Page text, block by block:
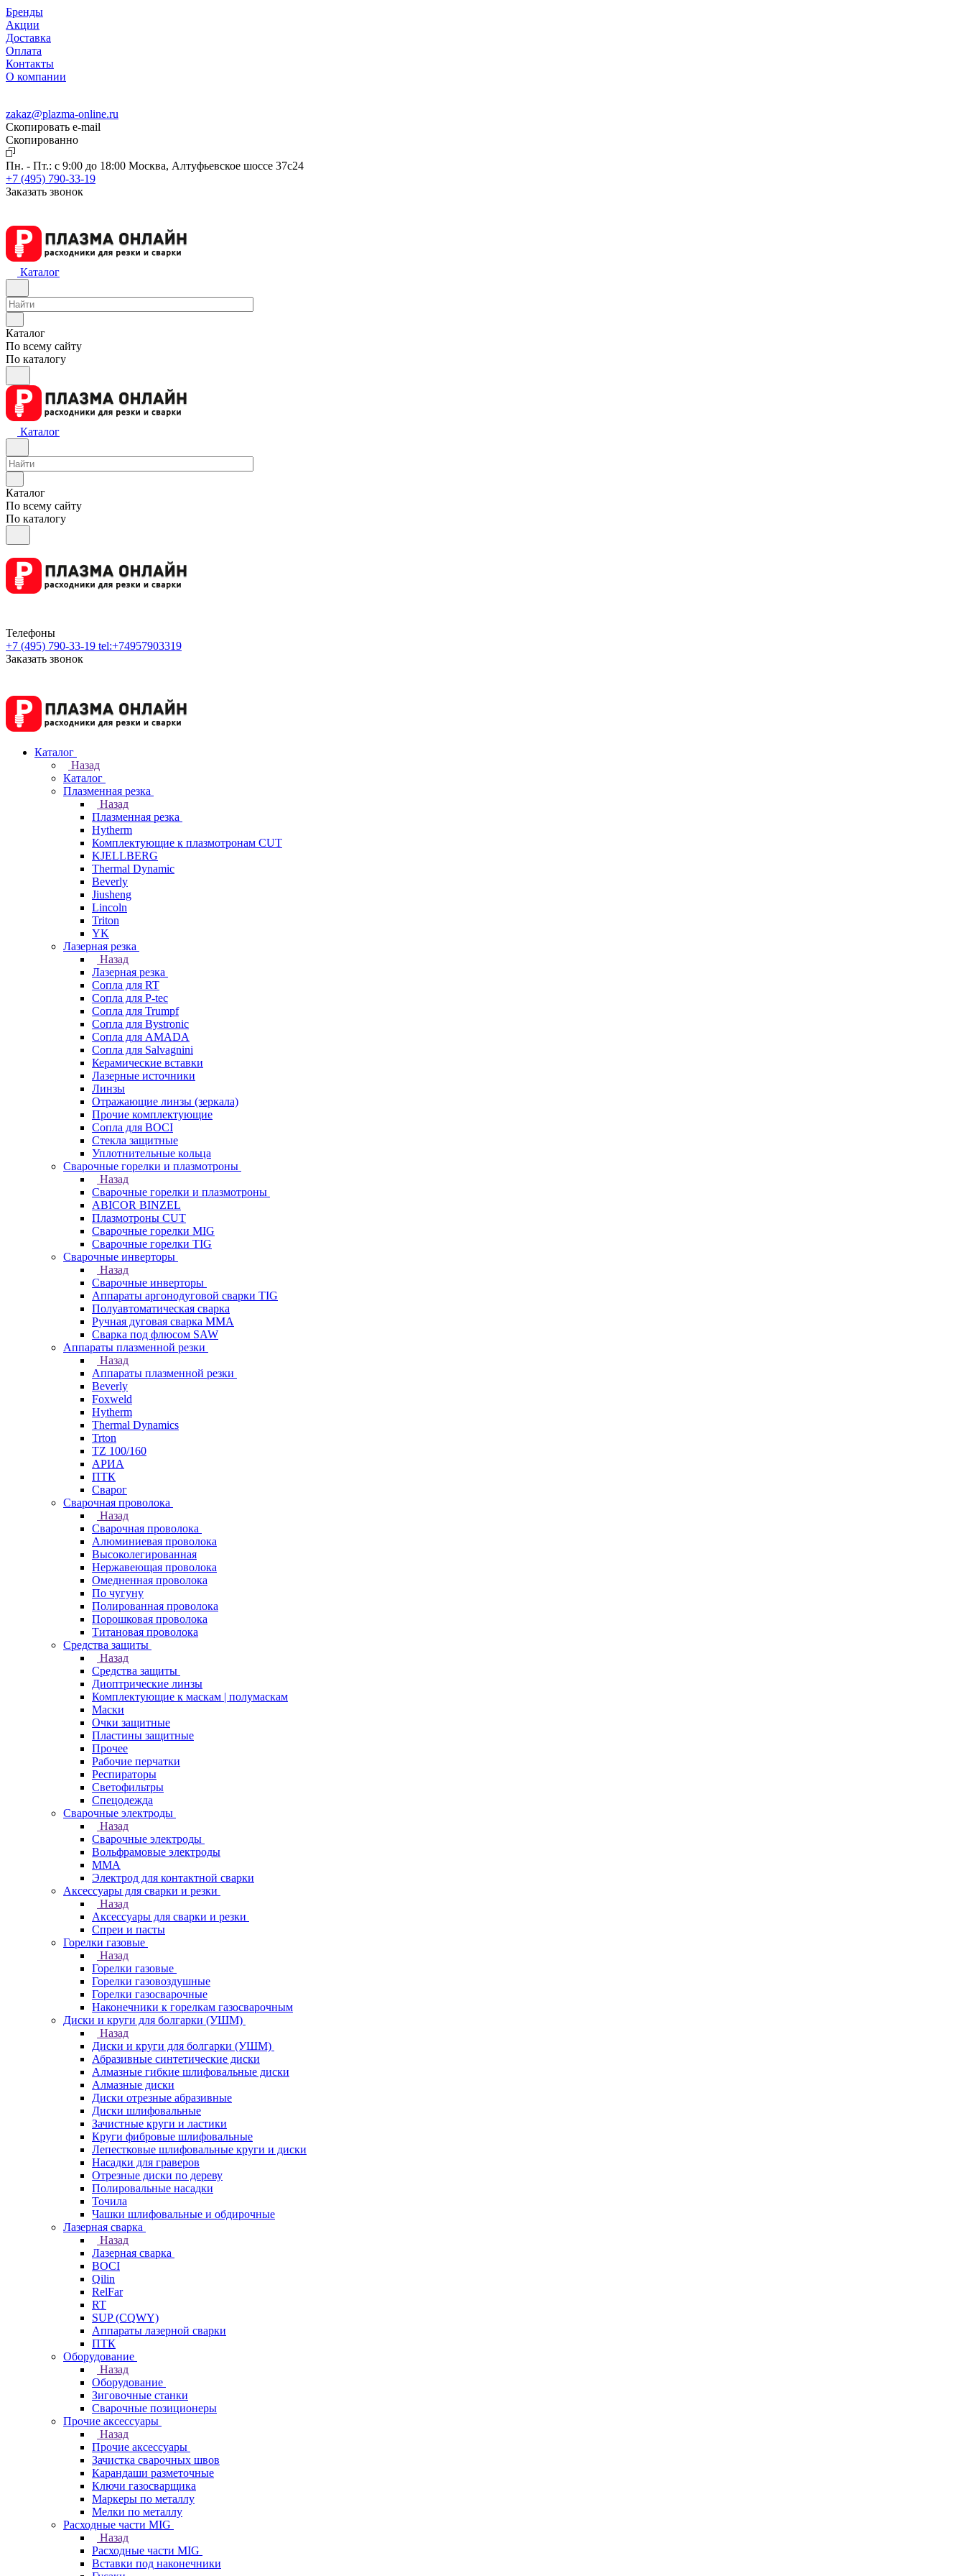
Бренды
Акции
Доставка
Оплата
Контакты
О компании
zakaz@plazma-online.ru
Скопировать e-mail
Cкопированно
Пн. - Пт.: с 9:00 до 18:00 Москва, Алтуфьевское шоссе 37с24
+7 (495) 790-33-19
Заказать звонок
Каталог
Каталог
По всему сайту
По каталогу
Каталог
Каталог
По всему сайту
По каталогу
Телефоны
+7 (495) 790-33-19 tel:+74957903319
Заказать звонок
Каталог
Назад
Каталог
Плазменная резка
Назад
Плазменная резка
Hytherm
Комплектующие к плазмотронам CUT
KJELLBERG
Thermal Dynamic
Beverly
Jiusheng
Lincoln
Triton
YK
Лазерная резка
Назад
Лазерная резка
Сопла для RT
Сопла для P-tec
Сопла для Trumpf
Сопла для Bystronic
Сопла для AMADA
Сопла для Salvagnini
Керамические вставки
Лазерные источники
Линзы
Отражающие линзы (зеркала)
Прочие комплектующие
Сопла для BOCI
Стекла защитные
Уплотнительные кольца
Сварочные горелки и плазмотроны
Назад
Сварочные горелки и плазмотроны
ABICOR BINZEL
Плазмотроны CUT
Сварочные горелки MIG
Сварочные горелки TIG
Сварочные инверторы
Назад
Сварочные инверторы
Аппараты аргонодуговой сварки TIG
Полуавтоматическая сварка
Ручная дуговая сварка MMA
Сварка под флюсом SAW
Аппараты плазменной резки
Назад
Аппараты плазменной резки
Beverly
Foxweld
Hytherm
Thermal Dynamics
Trton
TZ 100/160
АРИА
ПТК
Сварог
Сварочная проволока
Назад
Сварочная проволока
Алюминиевая проволока
Высоколегированная
Нержавеющая проволока
Омедненная проволока
По чугуну
Полированная проволока
Порошковая проволока
Титановая проволока
Средства защиты
Назад
Средства защиты
Диоптрические линзы
Комплектующие к маскам | полумаскам
Маски
Очки защитные
Пластины защитные
Прочее
Рабочие перчатки
Респираторы
Светофильтры
Спецодежда
Сварочные электроды
Назад
Сварочные электроды
Вольфрамовые электроды
ММА
Электрод для контактной сварки
Аксессуары для сварки и резки
Назад
Аксессуары для сварки и резки
Спреи и пасты
Горелки газовые
Назад
Горелки газовые
Горелки газовоздушные
Горелки газосварочные
Наконечники к горелкам газосварочным
Диски и круги для болгарки (УШМ)
Назад
Диски и круги для болгарки (УШМ)
Абразивные синтетические диски
Алмазные гибкие шлифовальные диски
Алмазные диски
Диски отрезные абразивные
Диски шлифовальные
Зачистные круги и ластики
Круги фибровые шлифовальные
Лепестковые шлифовальные круги и диски
Насадки для граверов
Отрезные диски по дереву
Полировальные насадки
Точила
Чашки шлифовальные и обдирочные
Лазерная сварка
Назад
Лазерная сварка
BOCI
Qilin
RelFar
RT
SUP (CQWY)
Аппараты лазерной сварки
ПТК
Оборудование
Назад
Оборудование
Зиговочные станки
Сварочные позиционеры
Прочие аксессуары
Назад
Прочие аксессуары
Зачистка сварочных швов
Карандаши разметочные
Ключи газосварщика
Маркеры по металлу
Мелки по металлу
Расходные части MIG
Назад
Расходные части MIG
Вставки под наконечники